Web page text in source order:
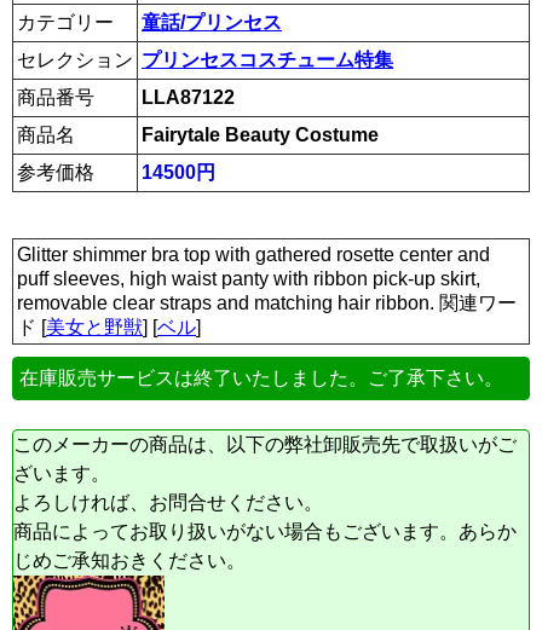
カテゴリー
童話/プリンセス
セレクション プリンセスコスチューム特集
商品番号
LLA87122
商品名
Fairytale Beauty Costume
参考価格
14500円
Glitter shimmer bra top with gathered rosette center and
puff sleeves, high waist panty with ribbon pick-up skirt,
removable clear straps and matching hair ribbon. 関連ワー
ド [美女と野獣] [ベル]
在庫販売サービスは終了いたしました。ご了承下さい。
このメーカーの商品は、以下の弊社卸販売先で取扱いがご
ざいます。
よろしければ、お問合せください。
商品によってお取り扱いがない場合もございます。あらか
じめご承知おきください。